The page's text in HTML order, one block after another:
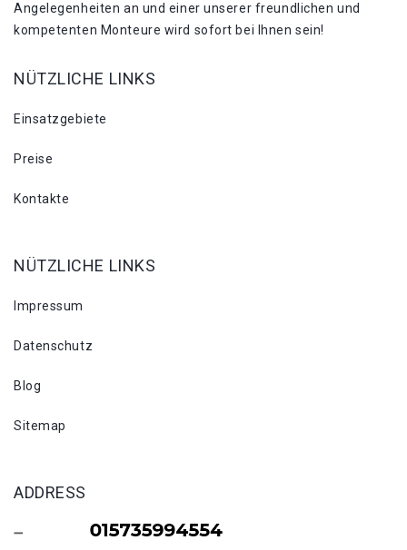
Angelegenheiten an und einer unserer freundlichen und
kompetenten Monteure wird sofort bei Ihnen sein!
NÜTZLICHE LINKS
Einsatzgebiete
Preise
Kontakte
NÜTZLICHE LINKS
Impressum
Datenschutz
Blog
Sitemap
ADDRESS